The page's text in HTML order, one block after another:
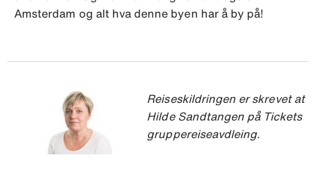
Amsterdam og alt hva denne byen har å by på!
Reiseskildringen er skrevet at
Hilde Sandtangen på Tickets
gruppereiseavdleing.